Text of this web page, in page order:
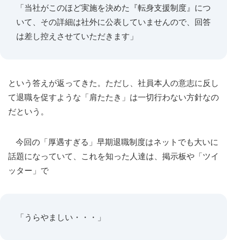
「当社がこのほど実施を決めた『転身支援制度』につ
いて、その詳細は社外に公表していませんので、回答
は差し控えさせていただきます」
という答えが返ってきた。ただし、社員本人の意志に反し
て退職を促すような「肩たたき」は一切行わない方針なの
だという。
今回の「厚遇すぎる」早期退職制度はネットでも大いに
話題になっていて、これを知った人達は、掲示板や「ツイ
ッター」で
「うらやましい・・・」